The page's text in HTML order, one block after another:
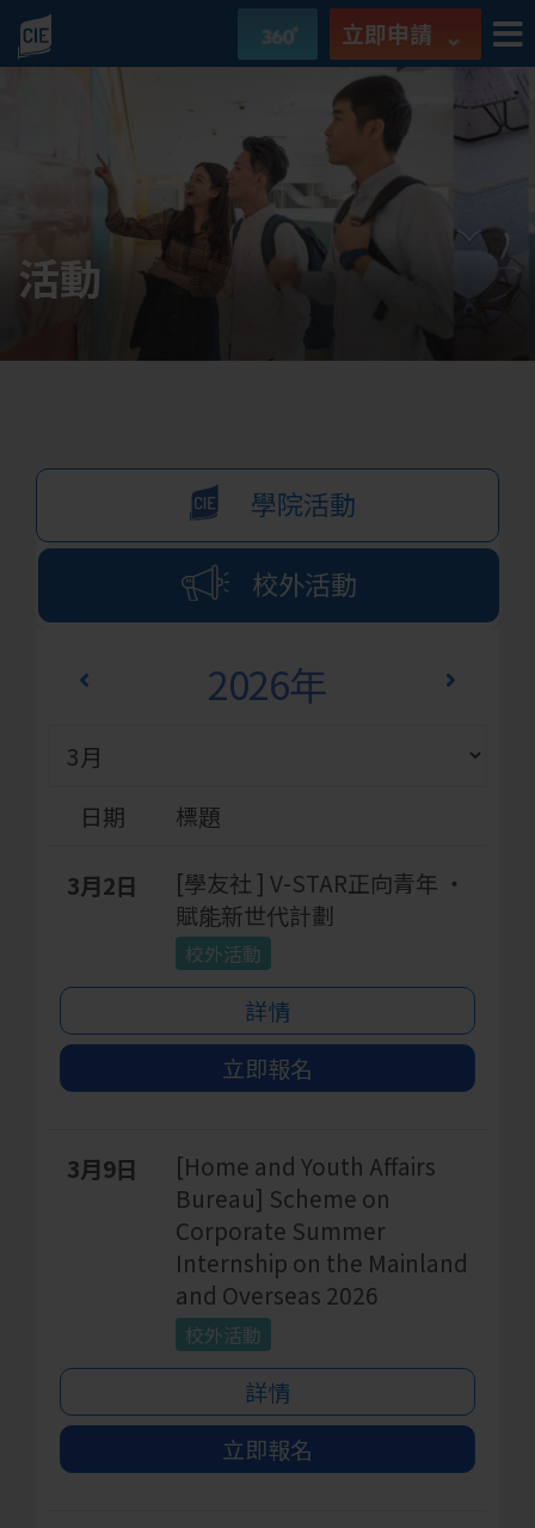
立即申請
活動
學院活動
校外活動
2026年
日期 標題
3月2日
[學友社 ] V-STAR正向青年 ‧
賦能新世代計劃
校外活動
詳情
立即報名
3月9日
[Home and Youth Affairs
Bureau] Scheme on
Corporate Summer
Internship on the Mainland
and Overseas 2026
校外活動
詳情
立即報名